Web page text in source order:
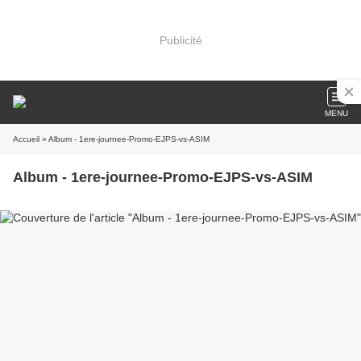
Publicité
MENU
Accueil » Album - 1ere-journee-Promo-EJPS-vs-ASIM
Album - 1ere-journee-Promo-EJPS-vs-ASIM